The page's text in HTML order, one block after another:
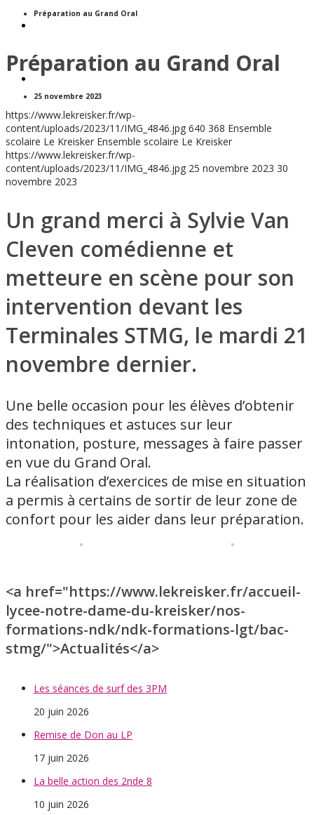
INFORMATIONS PRATIQUES
Préparation au Grand Oral
Préparation au Grand Oral
25 novembre 2023
https://www.lekreisker.fr/wp-
content/uploads/2023/11/IMG_4846.jpg 640 368 Ensemble
scolaire Le Kreisker Ensemble scolaire Le Kreisker
https://www.lekreisker.fr/wp-
content/uploads/2023/11/IMG_4846.jpg 25 novembre 2023 30
novembre 2023
Un grand merci à Sylvie Van
Cleven comédienne et
metteure en scène pour son
intervention devant les
Terminales STMG, le mardi 21
novembre dernier.
Une belle occasion pour les élèves d’obtenir
des techniques et astuces sur leur
intonation, posture, messages à faire passer
en vue du Grand Oral.
La réalisation d’exercices de mise en situation
a permis à certains de sortir de leur zone de
confort pour les aider dans leur préparation.
<a href="https://www.lekreisker.fr/accueil-
lycee-notre-dame-du-kreisker/nos-
formations-ndk/ndk-formations-lgt/bac-
stmg/">Actualités</a>
Les séances de surf des 3PM
20 juin 2026
Remise de Don au LP
17 juin 2026
La belle action des 2nde 8
10 juin 2026